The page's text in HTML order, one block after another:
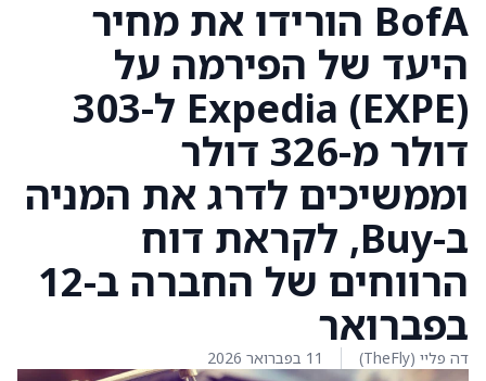
BofA הורידו את מחיר
היעד של הפירמה על
Expedia (EXPE) ל-303
דולר מ-326 דולר
וממשיכים לדרג את המניה
ב-Buy, לקראת דוח
הרווחים של החברה ב-12
בפברואר
דה פליי (TheFly) 11 בפברואר 2026